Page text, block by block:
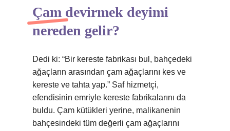
Çam devirmek deyimi
nereden gelir?
Dedi ki: “Bir kereste fabrikası bul, bahçedeki
ağaçların arasından çam ağaçlarını kes ve
kereste ve tahta yap.” Saf hizmetçi,
efendisinin emriyle kereste fabrikalarını da
buldu. Çam kütükleri yerine, malikanenin
bahçesindeki tüm değerli çam ağaçlarını